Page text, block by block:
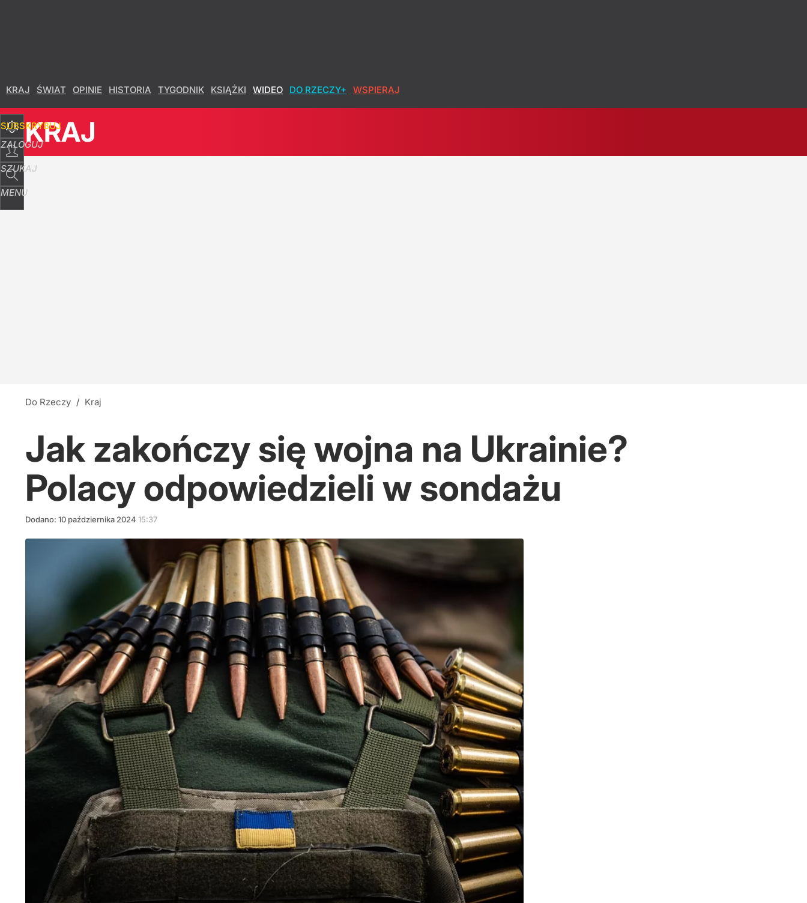
KRAJ ŚWIAT OPINIE HISTORIA TYGODNIK KSIĄŻKI WIDEO DO RZECZY+ WSPIERAJ
SUBSKRYBUJ
ZALOGUJ
SZUKAJ
MENU
KRAJ
Do Rzeczy / Kraj
Jak zakończy się wojna na Ukrainie?
Polacy odpowiedzieli w sondażu
Dodano: 10 października 2024 15:37